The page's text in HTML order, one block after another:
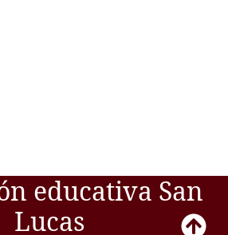
educativa San
Lucas